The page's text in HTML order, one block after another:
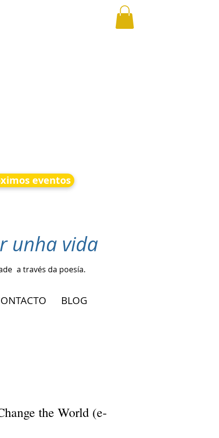
eventos
unha vida
a través da poesía.
BLOG
the World (e-